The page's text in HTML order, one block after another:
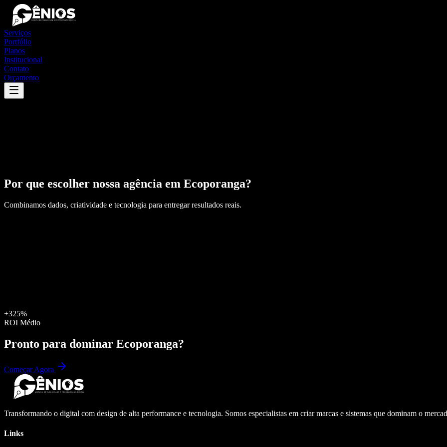
Serviços
Portfólio
Planos
Institucional
Contato
Orçamento
Por que escolher nossa agência em Ecoporanga?
Combinamos dados, criatividade e tecnologia para entregar resultados reais.
+325%
ROI Médio
Pronto para dominar Ecoporanga?
Começar Agora
Transformando o digital com design de alta performance e tecnologia. Somos especialistas em criar marcas e sistemas que dominam o
Links